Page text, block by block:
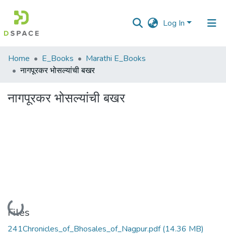
Log In
Communities
&
All of DSpace
Home E_Books
Marathi E_Books
नागपूरकर भोसल्यांची बखर
नागपूरकर भोसल्यांची बखर
Loading...
Files
241Chronicles_of_Bhosales_of_Nagpur.pdf(14.36 MB)